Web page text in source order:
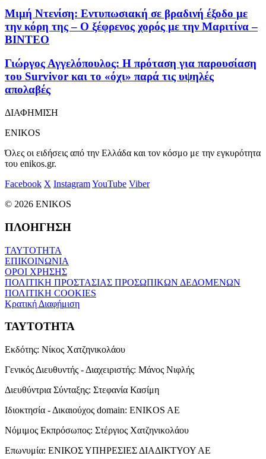
Μιμή Ντενίση: Εντυπωσιακή σε βραδινή έξοδο με
την κόρη της – Ο ξέφρενος χορός με την Μαριτίνα –
ΒΙΝΤΕΟ
Γιώργος Αγγελόπουλος: Η πρόταση για παρουσίαση
του Survivor και το «όχι» παρά τις υψηλές
απολαβές
ΔΙΑΦΗΜΙΣΗ
ENIKOS
Όλες οι ειδήσεις από την Ελλάδα και τον κόσμο με την εγκυρότητα
του enikos.gr.
Facebook X InstagramYouTube Viber
© 2026 ENIKOS
ΠΛΟΗΓΗΣΗ
ΤΑΥΤΟΤΗΤΑ
ΕΠΙΚΟΙΝΩΝΙΑ
ΟΡΟΙ ΧΡΗΣΗΣ
ΠΟΛΙΤΙΚΗ ΠΡΟΣΤΑΣΙΑΣ ΠΡΟΣΩΠΙΚΩΝ ΔΕΔΟΜΕΝΩΝ
ΠΟΛΙΤΙΚΗ COOKIES
Κρατική Διαφήμιση
ΤΑΥΤΟΤΗΤΑ
Εκδότης: Νίκος Χατζηνικολάου
Γενικός Διευθυντής - Διαχειριστής: Μάνος Νιφλής
Διευθύντρια Σύνταξης: Στεφανία Κασίμη
Ιδιοκτησία - Δικαιούχος domain: ENIKOS AE
Νόμιμος Εκπρόσωπος: Στέργιος Χατζηνικολάου
Επωνυμία: ΕΝΙΚΟΣ ΥΠΗΡΕΣΙΕΣ ΔΙΑΔΙΚΤΥΟΥ ΑΕ